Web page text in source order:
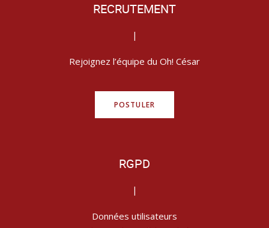
RECRUTEMENT
|
Rejoignez l’équipe du Oh! César
POSTULER
RGPD
|
Données utilisateurs